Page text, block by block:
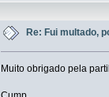
Re: Fui multado,
Muito obrigado pela